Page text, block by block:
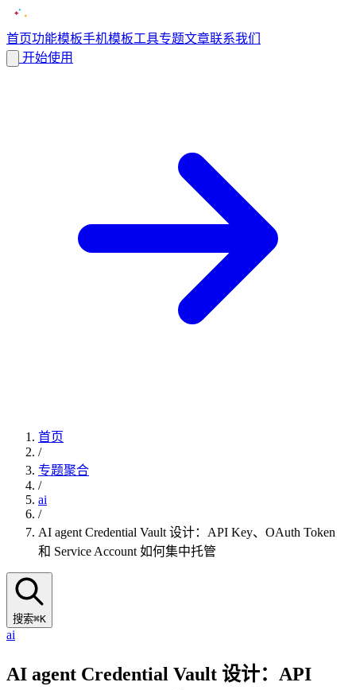
首页功能模板手机模板工具专题文章联系我们
开始使用
首页
/
专题聚合
/
ai
/
AI agent Credential Vault 设计：API Key、OAuth Token
和 Service Account 如何集中托管
搜索⌘K
ai
AI agent Credential Vault 设计：API